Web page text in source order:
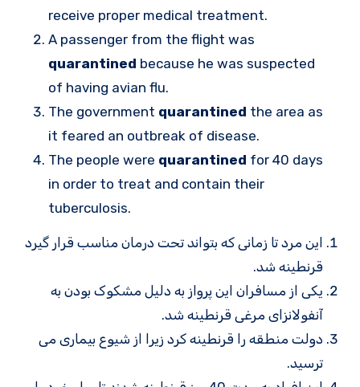
receive proper medical treatment.
A passenger from the flight was
quarantined because he was suspected
of having avian flu.
The government quarantined the area as
it feared an outbreak of disease.
The people were quarantined for 40 days
in order to treat and contain their
tuberculosis.
این مرد تا زمانی که بتواند تحت درمان مناسب قرار گیرد
قرنطینه شد.
یکی از مسافران این پرواز به دلیل مشکوک بودن به
آنفولانزای مرغی قرنطینه شد.
دولت منطقه را قرنطینه کرد زیرا از شیوع بیماری می
ترسید.